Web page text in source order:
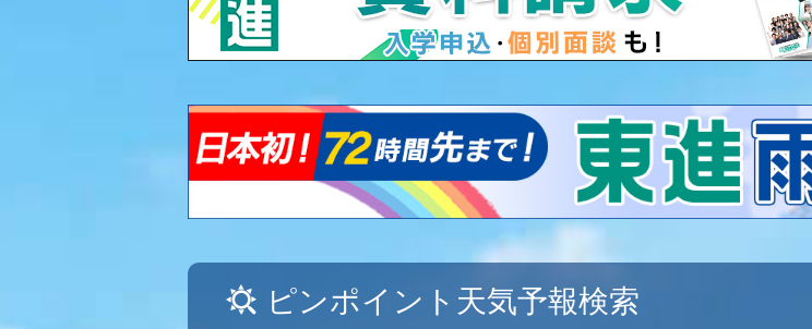
ピンポイント天気予報検索